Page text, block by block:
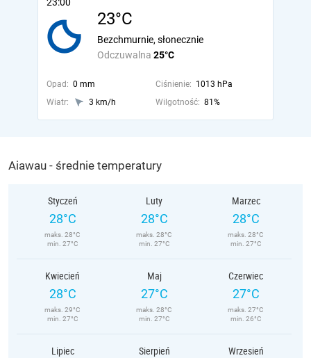
23°C
Odczuwalna 25°C
Bezchmurnie, słonecznie
Opad: 0 mm Ciśnienie: 1013 hPa
Wiatr:
3 km/h Wilgotność: 81%
Aiawau - średnie temperatury
Styczeń
28°C
maks. 28°C
min. 27°C
Luty
28°C
maks. 28°C
min. 27°C
Marzec
28°C
maks. 28°C
min. 27°C
Kwiecień
28°C
maks. 29°C
min. 27°C
Maj
27°C
maks. 28°C
min. 27°C
Czerwiec
27°C
maks. 27°C
min. 26°C
Lipiec Sierpień Wrzesień